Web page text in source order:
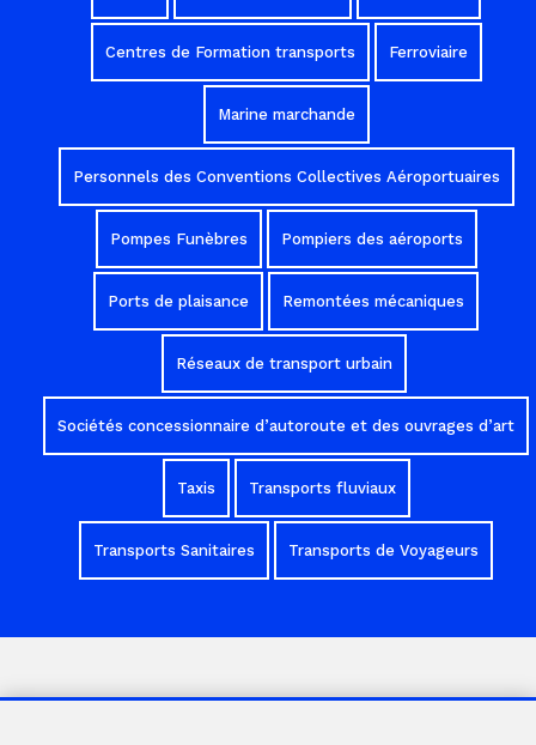
Centres de Formation transports Ferroviaire
Marine marchande
Personnels des Conventions Collectives Aéroportuaires
Pompes Funèbres Pompiers des aéroports
Ports de plaisance Remontées mécaniques
Réseaux de transport urbain
Sociétés concessionnaire d’autoroute et des ouvrages d’art
Taxis Transports fluviaux
Transports Sanitaires Transports de Voyageurs